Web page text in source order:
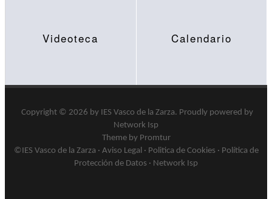
Videoteca Calendario
Copyright © 2026 by IES Vasco de la Zarza. Proudly powered by
Network Isp
Theme by Promtur
©IES Vasco de la Zarza · Aviso Legal· Politica de Cookies · Política de
Protección de Datos · Network Isp